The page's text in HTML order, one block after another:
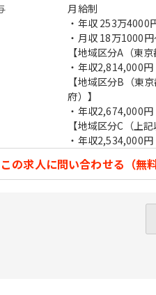
月給制
・年収 253万4000
・月収 18万1000
【地域区分A（東京
・年収2,814,000円
【地域区分B（東
府）】
・年収2,674,000円
【地域区分C（上
・年収2,534,000円
この求人に問い合わせる（無料